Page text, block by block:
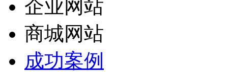
企业网站
商城网站
成功案例